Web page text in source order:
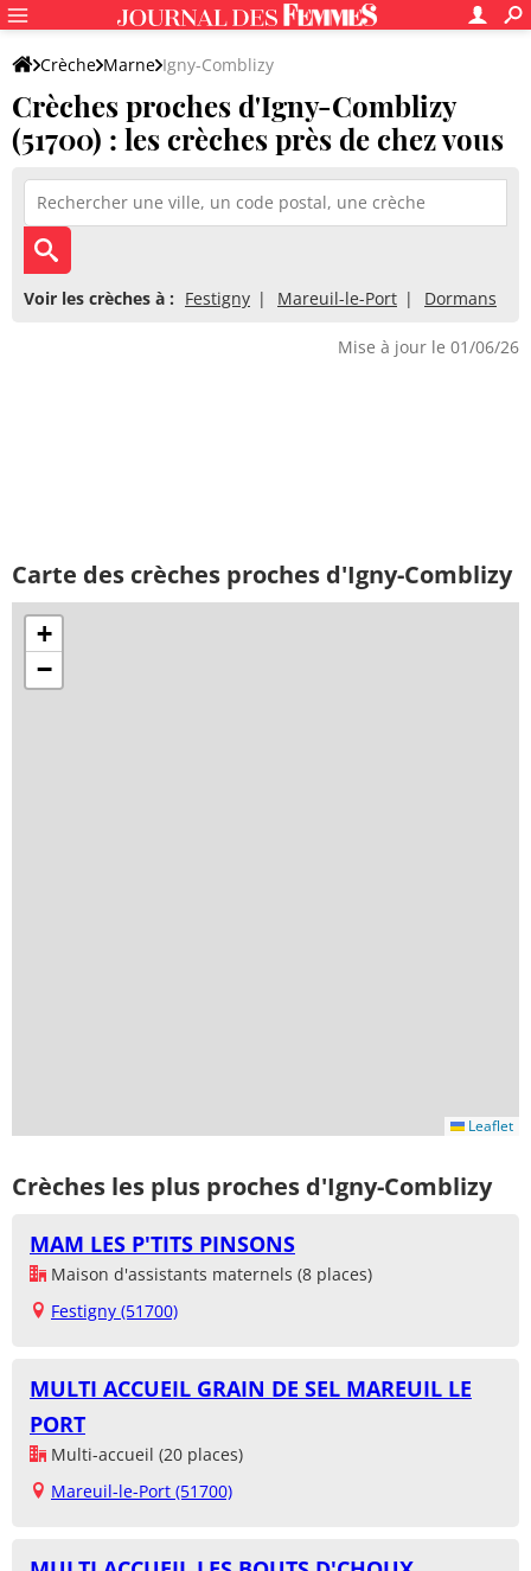
Crèche Marne Igny-Comblizy
Crèches proches d'Igny-Comblizy
(51700) : les crèches près de chez vous
Voir les crèches à : Festigny Mareuil-le-Port Dormans
Mise à jour le 01/06/26
Carte des crèches proches d'Igny-Comblizy
+
−
Leaflet
Crèches les plus proches d'Igny-Comblizy
MAM LES P'TITS PINSONS
Maison d'assistants maternels (8 places)
Festigny (51700)
MULTI ACCUEIL GRAIN DE SEL MAREUIL LE
PORT
Multi-accueil (20 places)
Mareuil-le-Port (51700)